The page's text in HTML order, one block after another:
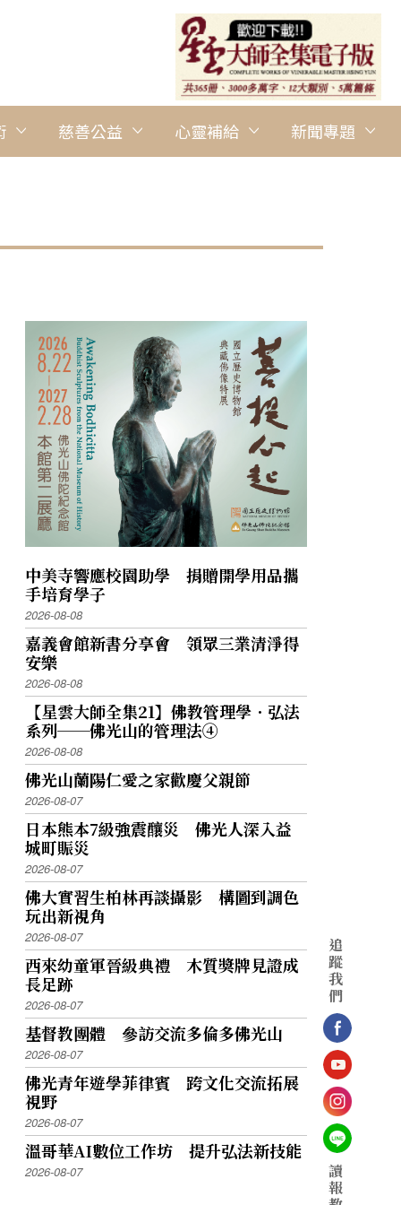
慈善公益 心靈補給 新聞專題
圖說：一名女童含著奶嘴浴佛，展現童真清淨的喜悅。 人間社記
中美寺響應校園助學 捐贈開學用品攜
手培育學子
2026-08-08
嘉義會館新書分享會 領眾三業清淨得
安樂
2026-08-08
【星雲大師全集21】佛教管理學．弘法
系列──佛光山的管理法④
2026-08-08
佛光山蘭陽仁愛之家歡慶父親節
2026-08-07
日本熊本7級強震釀災 佛光人深入益
城町賑災
2026-08-07
佛大實習生柏林再談攝影 構圖到調色
玩出新視角
2026-08-07
西來幼童軍晉級典禮 木質獎牌見證成
長足跡
2026-08-07
基督教團體 參訪交流多倫多佛光山
2026-08-07
佛光青年遊學菲律賓 跨文化交流拓展
視野
2026-08-07
溫哥華AI數位工作坊 提升弘法新技能
2026-08-07
追
蹤
我
們
讀
報